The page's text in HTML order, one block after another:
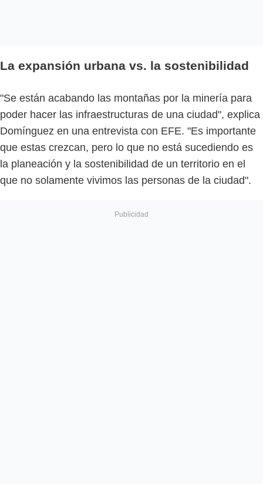
La expansión urbana vs. la sostenibilidad
"Se están acabando las montañas por la minería para
poder hacer las infraestructuras de una ciudad", explica
Domínguez en una entrevista con EFE. "Es importante
que estas crezcan, pero lo que no está sucediendo es
la planeación y la sostenibilidad de un territorio en el
que no solamente vivimos las personas de la ciudad".